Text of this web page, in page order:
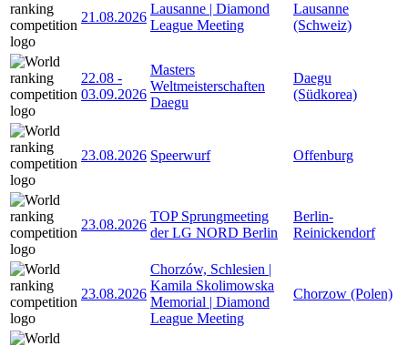
21.08.2026
Lausanne | Diamond
League Meeting
Lausanne
(Schweiz)
22.08 -
03.09.2026
Masters
Weltmeisterschaften
Daegu
Daegu
(Südkorea)
23.08.2026 Speerwurf Offenburg
23.08.2026
TOP Sprungmeeting
der LG NORD Berlin
Berlin-
Reinickendorf
23.08.2026
Chorzów, Schlesien |
Kamila Skolimowska
Memorial | Diamond
League Meeting
Chorzow (Polen)